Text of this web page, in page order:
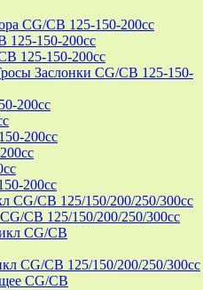
CG/CB 125-150-200cc
125-150-200cc
125-150-200cc
Заслонки CG/CB 125-150-
200cc
200cc
200cc
CG/CB 125/150/200/250/300cc
CB 125/150/200/250/300cc
CG/CB
CG/CB 125/150/200/250/300cc
CG/CB